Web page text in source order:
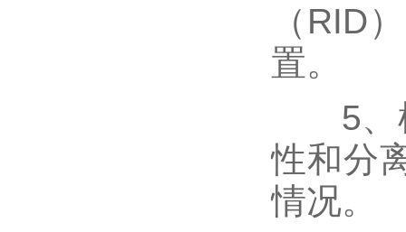
（RID
置。
5、柱
性和分
情况。